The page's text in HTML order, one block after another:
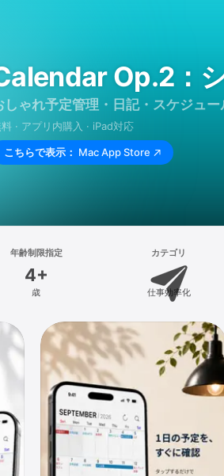
Op.2：
しゃれ予定管理・日記・スケジュー
· アプリ内購入 · iPad対応
こちらで表示： Mac App Store
年齢制限指定
4+
歳
カテゴリ
仕事効率化